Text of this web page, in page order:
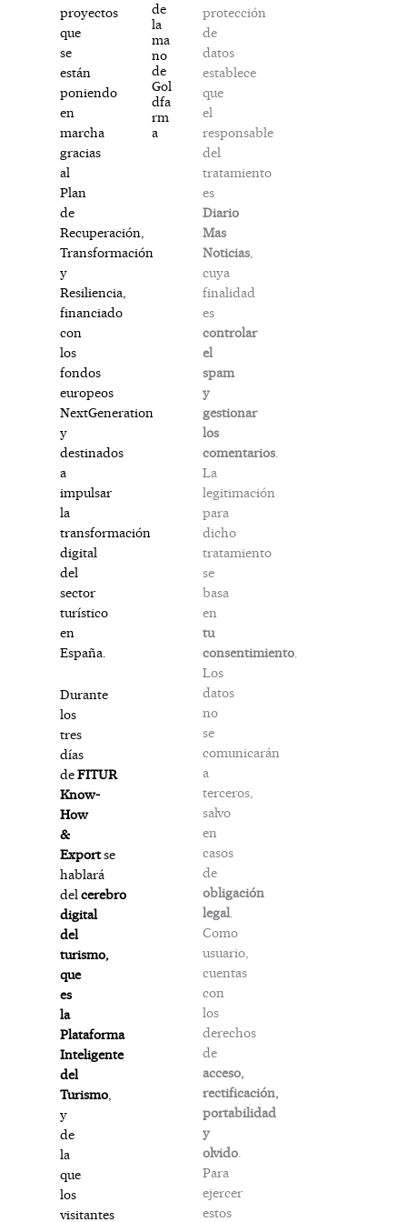
proyectos
que
se
están
poniendo
en
marcha
gracias
al
Plan
de
Recuperación,
Transformación
y
Resiliencia,
financiado
con
los
fondos
europeos
NextGeneration
y
destinados
a
impulsar
la
transformación
digital
del
sector
turístico
en
España.
Durante
los
tres
días
deFITUR
Know-
How
&
Exportse
hablará
del cerebro
digital
del
turismo,
que
es
la
Plataforma
Inteligente
del
Turismo,
y
de
la
que
los
visitantes
de
la
ma
no
de
Gol
dfa
rm
a
protección
de
datos
establece
que
el
responsable
del
tratamiento
es
Diario
Mas
Noticias
cuya
finalidad
es
controlar
el
spam
y
gestionar
los
comentarios
La
legitimación
para
dicho
tratamiento
se
basa
en
tu
consentimiento
Los
datos
no
se
comunicarán
a
terceros,
salvo
en
casos
de
obligación
legal
Como
usuario,
cuentas
con
los
derechos
de
acceso,
rectificación,
portabilidad
y
olvido
Para
ejercer
estos